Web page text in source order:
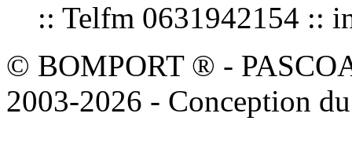
:: Telfm 0631942154 ::
© BOMPORT ® -
2003-2026 - Conception